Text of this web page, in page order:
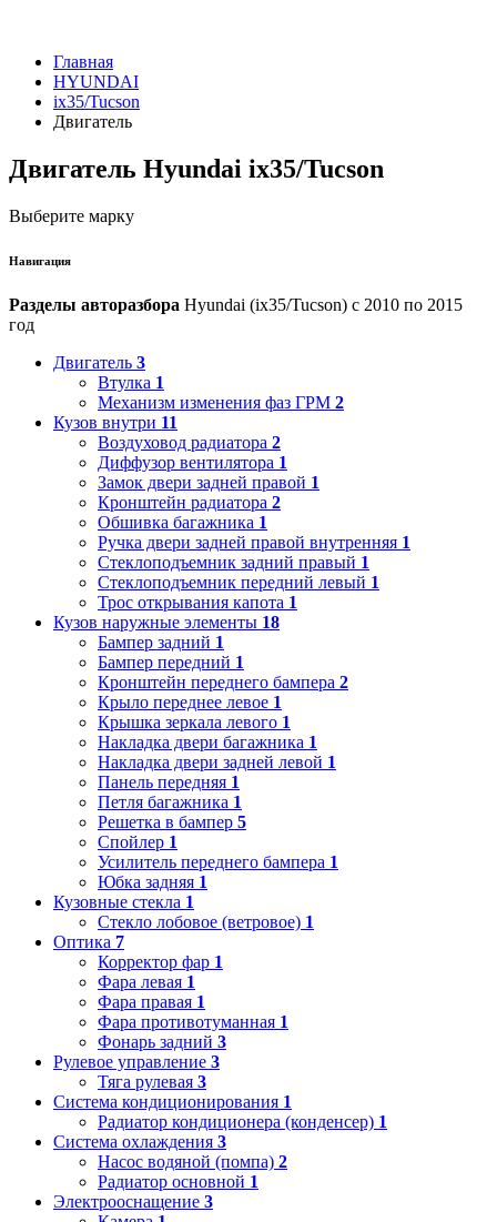
Главная
HYUNDAI
ix35/Tucson
Двигатель
Двигатель Hyundai ix35/Tucson
Выберите марку
Навигация
Разделы авторазбора Hyundai (ix35/Tucson) с 2010 по 2015
год
Двигатель 3
Втулка 1
Механизм изменения фаз ГРМ 2
Кузов внутри 11
Воздуховод радиатора 2
Диффузор вентилятора 1
Замок двери задней правой 1
Кронштейн радиатора 2
Обшивка багажника 1
Ручка двери задней правой внутренняя 1
Стеклоподъемник задний правый 1
Стеклоподъемник передний левый 1
Трос открывания капота 1
Кузов наружные элементы 18
Бампер задний 1
Бампер передний 1
Кронштейн переднего бампера 2
Крыло переднее левое 1
Крышка зеркала левого 1
Накладка двери багажника 1
Накладка двери задней левой 1
Панель передняя 1
Петля багажника 1
Решетка в бампер 5
Спойлер 1
Усилитель переднего бампера 1
Юбка задняя 1
Кузовные стекла 1
Стекло лобовое (ветровое) 1
Оптика 7
Корректор фар 1
Фара левая 1
Фара правая 1
Фара противотуманная 1
Фонарь задний 3
Рулевое управление 3
Тяга рулевая 3
Система кондиционирования 1
Радиатор кондиционера (конденсер) 1
Система охлаждения 3
Насос водяной (помпа) 2
Радиатор основной 1
Электрооснащение 3